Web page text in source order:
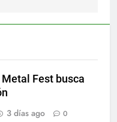
Fest busca
3 días ago 0